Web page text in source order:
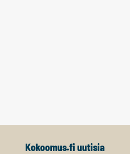
Kokoomus.fi uutisia